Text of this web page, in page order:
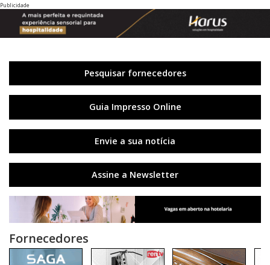
Publicidade
Pesquisar fornecedores
Guia Impresso Online
Envie a sua notícia
Assine a Newsletter
Fornecedores